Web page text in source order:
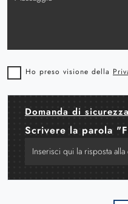
Ho preso visione della
Domanda di sicurezza
Scrivere la parola